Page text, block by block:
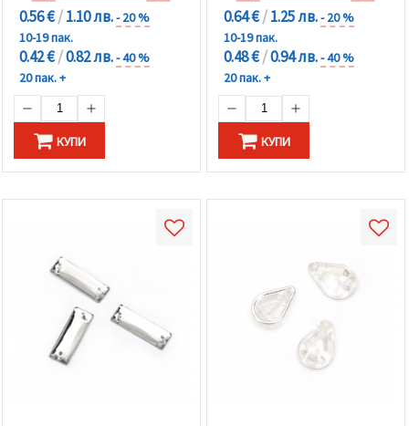
0.56 €/1.10 лв.- 20 %
10-19 пак.
0.42 €/0.82 лв.- 40 %
20 пак. +
КУПИ
0.64 €/1.25 лв.- 20 %
10-19 пак.
0.48 €/0.94 лв.- 40 %
20 пак. +
КУПИ